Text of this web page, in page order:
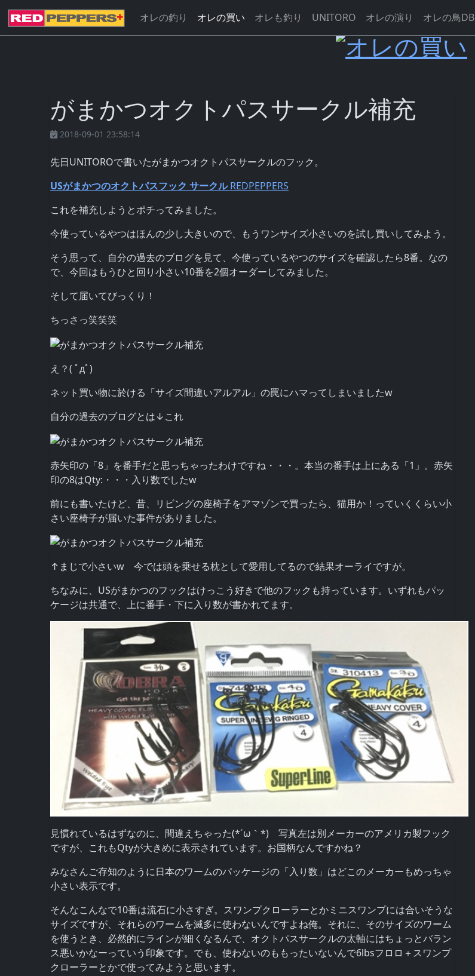
オレの釣り オレの買い オレも釣り UNITORO オレの演り オレの鳥DB
がまかつオクトパスサークル補充
2018-09-01 23:58:14
先日UNITOROで書いたがまかつオクトパスサークルのフック。
USがまかつのオクトパスフック サークル REDPEPPERS
これを補充しようとポチってみました。
今使っているやつはほんの少し大きいので、もうワンサイズ小さいのを試し買いしてみよう。
そう思って、自分の過去のブログを見て、今使っているやつのサイズを確認したら8番。なの
で、今回はもうひと回り小さい10番を2個オーダーしてみました。
そして届いてびっくり！
ちっさっ笑笑笑
え？( ﾟдﾟ)
ネット買い物に於ける「サイズ間違いアルアル」の罠にハマってしまいましたw
自分の過去のブログとは↓これ
赤矢印の「8」を番手だと思っちゃったわけですね・・・。本当の番手は上にある「1」。赤矢
印の8はQty:・・・入り数でしたw
前にも書いたけど、昔、リビングの座椅子をアマゾンで買ったら、猫用か！っていくくらい小
さい座椅子が届いた事件がありました。
↑まじで小さいw 今では頭を乗せる枕として愛用してるので結果オーライですが。
ちなみに、USがまかつのフックはけっこう好きで他のフックも持っています。いずれもパッ
ケージは共通で、上に番手・下に入り数が書かれてます。
見慣れているはずなのに、間違えちゃった(*´ω｀*) 写真左は別メーカーのアメリカ製フック
ですが、これもQtyが大きめに表示されています。お国柄なんですかね？
みなさんご存知のように日本のワームのパッケージの「入り数」はどこのメーカーもめっちゃ
小さい表示です。
そんなこんなで10番は流石に小さすぎ。スワンプクローラーとかミニスワンプには合いそうな
サイズですが、それらのワームを滅多に使わないんですよね俺。それに、そのサイズのワーム
を使うとき、必然的にラインが細くなるんで、オクトパスサークルの太軸にはちょっとバラン
ス悪いかなーっていう印象です。でも、使わないのももったいないんで6lbsフロロ＋スワンプ
クローラーとかで使ってみようと思います。